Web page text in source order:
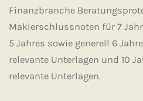
Finanzbranche
Maklerschlussnoten für 7
5 Jahres sowie generell 6
relevante Unterlagen und 10
relevante Unterlagen.